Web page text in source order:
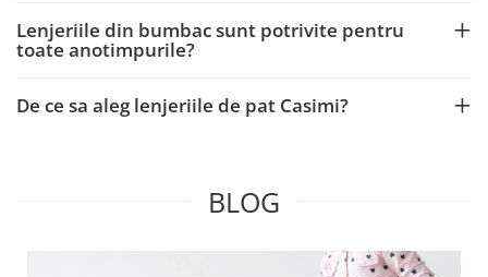
Lenjeriile din bumbac sunt potrivite pentru
toate anotimpurile?
De ce sa aleg lenjeriile de pat Casimi?
BLOG